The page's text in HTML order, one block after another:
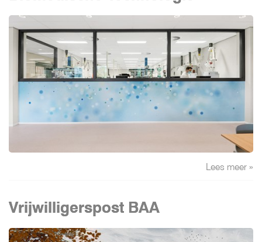
Lees meer »
Vrijwilligerspost BAA